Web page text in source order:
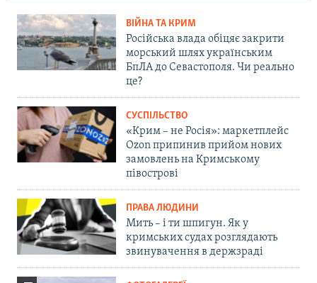
ВІЙНА ТА КРИМ
Російська влада обіцяє закрити
морський шлях українським
БпЛА до Севастополя. Чи реально
це?
СУСПІЛЬСТВО
«Крим – не Росія»: маркетплейс
Ozon припинив прийом нових
замовлень на Кримському
півострові
ПРАВА ЛЮДИНИ
Мить – і ти шпигун. Як у
кримських судах розглядають
звинувачення в держзраді